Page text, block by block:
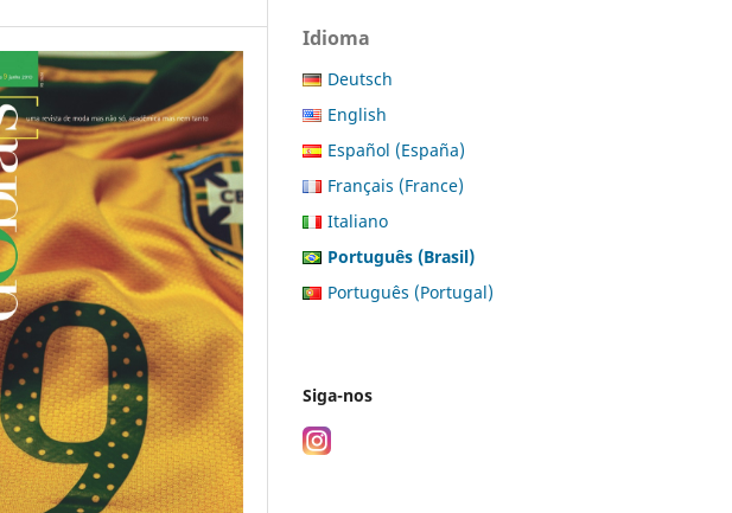
Idioma
Deutsch
English
Español (España)
Français (France)
Italiano
Português (Brasil)
Português (Portugal)
Siga-nos